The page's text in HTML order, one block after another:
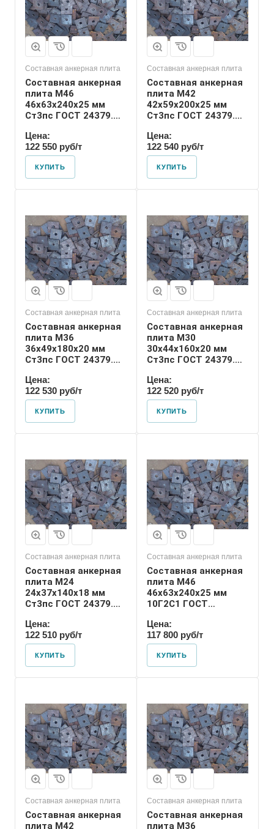
Составная анкерная плита
Составная анкерная
плита М46
46х63х240х25 мм
Ст3пс ГОСТ 24379.1-
Цена:
122 550 руб/т
КУПИТЬ
резьбы
М42
Размер резьбы
М42
Составная анкерная плита
Составная анкерная
плита М42
42х59х200х25 мм
Ст3пс ГОСТ 24379.1-
Цена:
122 540 руб/т
КУПИТЬ
Составная анкерная плита
Составная анкерная
плита М36
36х49х180х20 мм
Ст3пс ГОСТ 24379.1-
Цена:
122 530 руб/т
КУПИТЬ
30
Номер диаметра
резьбы
М30
Размер резьбы
М30
Составная анкерная плита
Составная анкерная
плита М30
30х44х160х20 мм
Ст3пс ГОСТ 24379.1-
Цена:
122 520 руб/т
КУПИТЬ
Составная анкерная плита
Составная анкерная
плита М24
24х37х140х18 мм
Ст3пс ГОСТ 24379.1-
Цена:
122 510 руб/т
КУПИТЬ
46
Номер диаметра
резьбы
М46
Размер резьбы
М46
Составная анкерная плита
Составная анкерная
плита М46
46х63х240х25 мм
10Г2С1 ГОСТ
Цена:
117 800 руб/т
КУПИТЬ
Составная анкерная плита
Составная анкерная
плита М42
36
Номер диаметра
резьбы
М36
Размер резьбы
М36
Составная анкерная плита
Составная анкерная
плита М36